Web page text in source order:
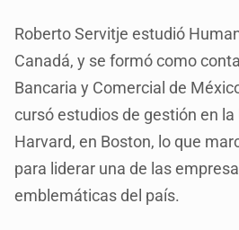
Roberto Servitje estudió
Canadá, y se formó como
Bancaria y Comercial de
cursó estudios de gestión en la
Harvard, en Boston, lo que
para liderar una de las
emblemáticas del país.